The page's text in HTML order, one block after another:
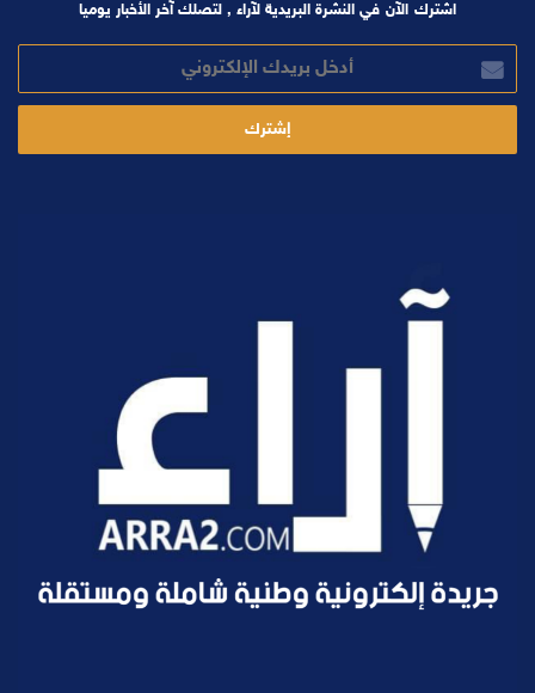
اشترك الآن في النشرة البريدية لآراء , لتصلك آخر الأخبار يوميا
بريدك
الإلكتروني